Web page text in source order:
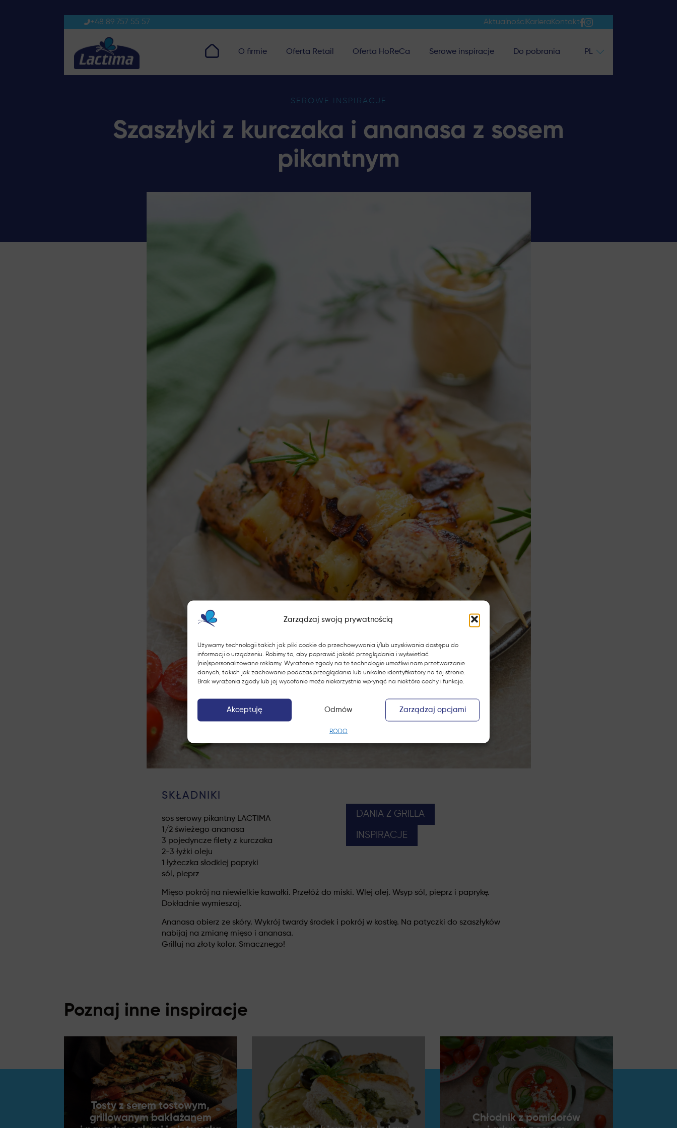
Zarządzaj swoją prywatnością
Używamy technologii takich jak pliki cookie do przechowywania i/lub uzyskiwania dostępu do
informacji o urządzeniu. Robimy to, aby poprawić jakość przeglądania i wyświetlać
(nie)spersonalizowane reklamy. Wyrażenie zgody na te technologie umożliwi nam przetwarzanie
danych, takich jak zachowanie podczas przeglądania lub unikalne identyfikatory na tej stronie.
Brak wyrażenia zgody lub jej wycofanie może niekorzystnie wpłynąć na niektóre cechy i funkcje.
Akceptuję Odmów Zarządzaj opcjami
RODO
+48 89 757 55 57 AktualnościKarieraKontakt
O firmie Oferta Retail Oferta HoReCa Serowe inspiracje Do pobrania PL
SEROWE INSPIRACJE
Szaszłyki z kurczaka i ananasa z sosem
pikantnym
SKŁADNIKI
sos serowy pikantny LACTIMA
1/2 świeżego ananasa
3 pojedyncze filety z kurczaka
2-3 łyżki oleju
1 łyżeczka słodkiej papryki
sól, pieprz
DANIA Z GRILLA
INSPIRACJE
Mięso pokrój na niewielkie kawałki. Przełóż do miski. Wlej olej. Wsyp sól, pieprz i paprykę.
Dokładnie wymieszaj.
Ananasa obierz ze skóry. Wykrój twardy środek i pokrój w kostkę. Na patyczki do szaszłyków
nabijaj na zmianę mięso i ananasa.
Grilluj na złoty kolor. Smacznego!
Poznaj inne inspiracje
Tosty z serem tostowym,
grillowanym bakłażanem
Chłodnik z pomidorów